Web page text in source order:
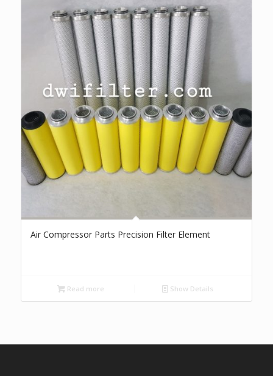
Air Compressor Parts Precision Filter Element
Read more Show Details